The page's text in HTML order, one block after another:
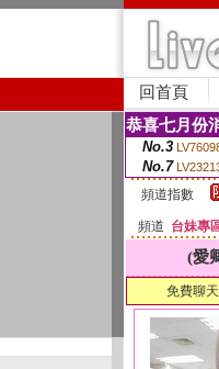
回首頁
恭喜七月份
No.3
No.7
頻道指數
頻道 台妹專
(愛
免費聊天